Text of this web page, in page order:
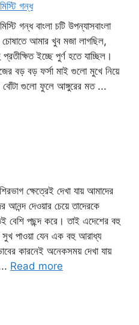
গন্ধ
গন্ধ বাংলা চটি উপন্যাসবাংলা
চোষাতে আমার খুব মজা লাগছিল,
ইচ্ছে পুর্ণ হতে যাচ্ছিল।
বড় বড় ফর্সা মাই গুলো মুখে নিয়ে
বোঁটা গুলো ফুলে আঙ্গুরের মত ...
ক্ষেত্রেই দেখা যায় আমাদের
আনন্দ দেওয়ার চেয়ে তাদেরকে
বেশি পছন্দ করে। তাই এদেশের বহু
পাওয়া যেন এক বহু আরাধ্য
কারনেই অনেকসময় দেখা যায়
Read more